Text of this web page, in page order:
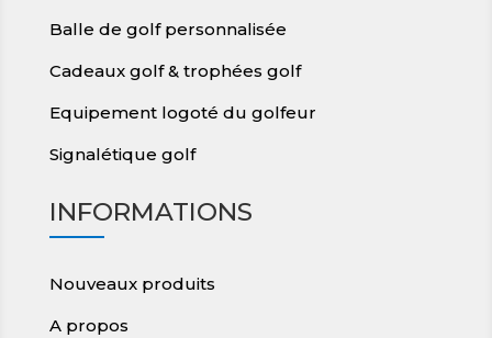
Balle de golf personnalisée
Cadeaux golf & trophées golf
Equipement logoté du golfeur
Signalétique golf
INFORMATIONS
Nouveaux produits
A propos